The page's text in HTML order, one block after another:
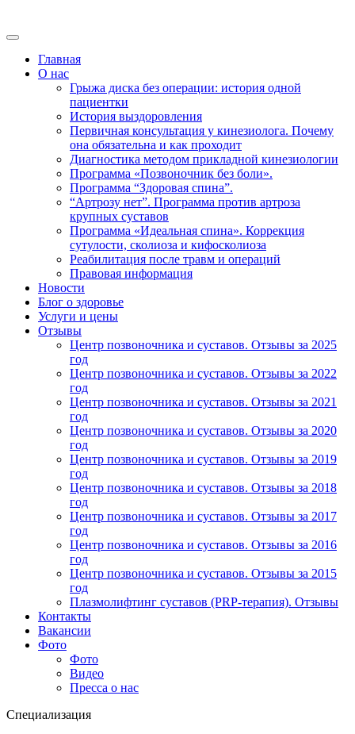
Главная
О нас
Грыжа диска без операции: история одной
пациентки
История выздоровления
Первичная консультация у кинезиолога. Почему
она обязательна и как проходит
Диагностика методом прикладной кинезиологии
Программа «Позвоночник без боли».
Программа “Здоровая спина”.
“Артрозу нет”. Программа против артроза
крупных суставов
Программа «Идеальная спина». Коррекция
сутулости, сколиоза и кифосколиоза
Реабилитация после травм и операций
Правовая информация
Новости
Блог о здоровье
Услуги и цены
Отзывы
Центр позвоночника и суставов. Отзывы за 2025
год
Центр позвоночника и суставов. Отзывы за 2022
год
Центр позвоночника и суставов. Отзывы за 2021
год
Центр позвоночника и суставов. Отзывы за 2020
год
Центр позвоночника и суставов. Отзывы за 2019
год
Центр позвоночника и суставов. Отзывы за 2018
год
Центр позвоночника и суставов. Отзывы за 2017
год
Центр позвоночника и суставов. Отзывы за 2016
год
Центр позвоночника и суставов. Отзывы за 2015
год
Плазмолифтинг суставов (PRP-терапия). Отзывы
Контакты
Вакансии
Фото
Фото
Видео
Пресса о нас
Специализация